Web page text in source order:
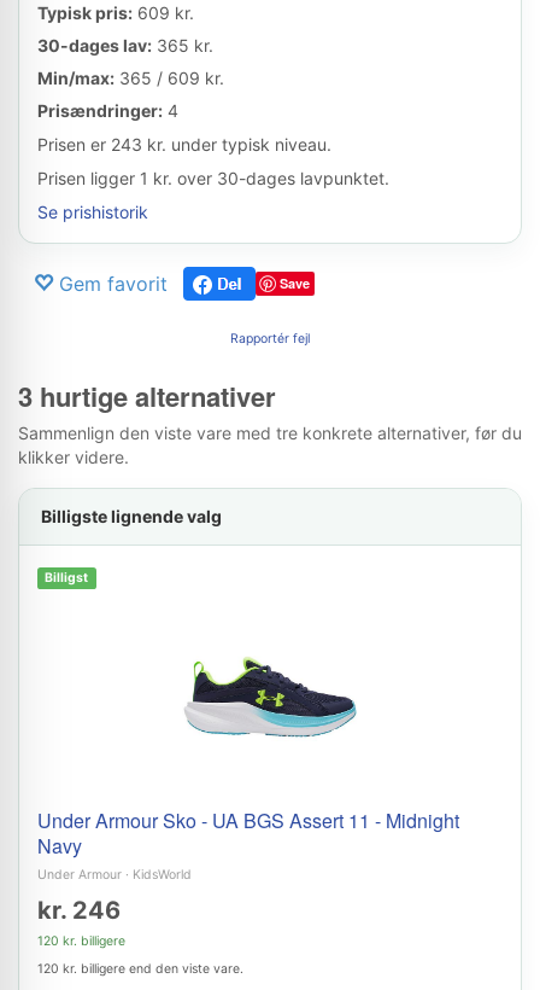
Typisk pris: 609 kr.
30-dages lav: 365 kr.
Min/max: 365 / 609 kr.
Prisændringer: 4
Prisen er 243 kr. under typisk niveau.
Prisen ligger 1 kr. over 30-dages lavpunktet.
Se prishistorik
Gem favorit Save
Rapportér fejl
3 hurtige alternativer
Sammenlign den viste vare med tre konkrete alternativer, før du
klikker videre.
Billigste lignende valg
Billigst
Under Armour Sko - UA BGS Assert 11 - Midnight
Navy
Under Armour · KidsWorld
kr. 246
120 kr. billigere
120 kr. billigere end den viste vare.